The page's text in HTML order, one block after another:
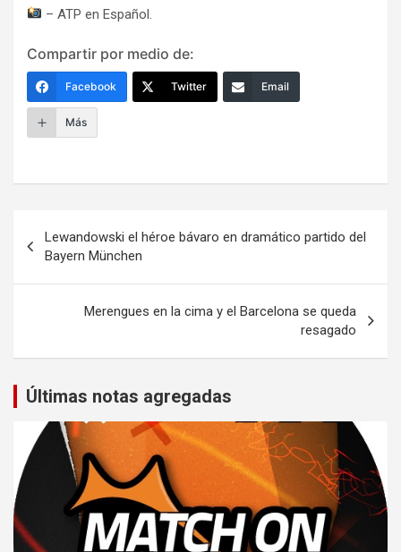
– ATP en Español.
Compartir por medio de:
Facebook Twitter Email
Más
de
entradas
Lewandowski el héroe bávaro en dramático partido del
Bayern München
Merengues en la cima y el Barcelona se queda
resagado
Últimas notas agregadas